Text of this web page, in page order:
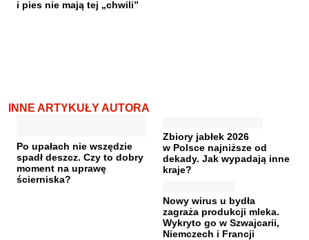
i pies nie mają tej „chwili”
INNE ARTYKUŁY AUTORA
Po upałach nie wszędzie
spadł deszcz. Czy to dobry
moment na uprawę
ścierniska?
Zbiory jabłek 2026
w Polsce najniższe od
dekady. Jak wypadają inne
kraje?
Nowy wirus u bydła
zagraża produkcji mleka.
Wykryto go w Szwajcarii,
Niemczech i Francji